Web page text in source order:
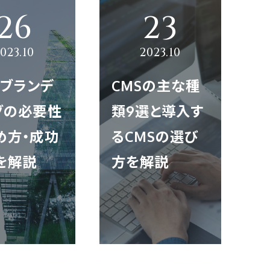
ランデ
の必要性
方・成功
解説
CMSの主な種
類9選と導入す
るCMSの選び
方を解説